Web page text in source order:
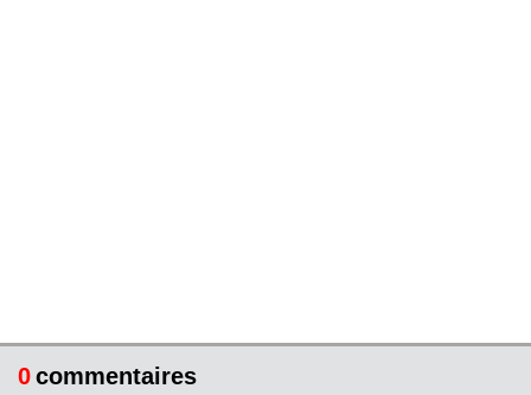
0commentaires